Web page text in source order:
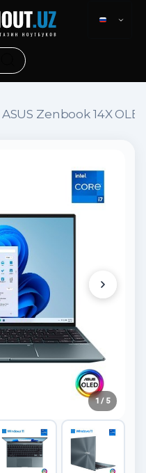
ASUS Zenbook 14X
1 / 5